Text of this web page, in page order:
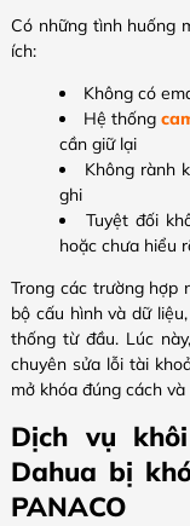
Có những tình huống
ích:
Không có
Hệ thống
cần giữ lại
Không rành
ghi
Tuyệt đối
hoặc chưa hiểu
Trong các trường hợp
bộ cấu hình và dữ
thống từ đầu. Lúc
chuyên sửa lỗi tài
mở khóa đúng cách
Dịch vụ
Dahua bị
PANACO